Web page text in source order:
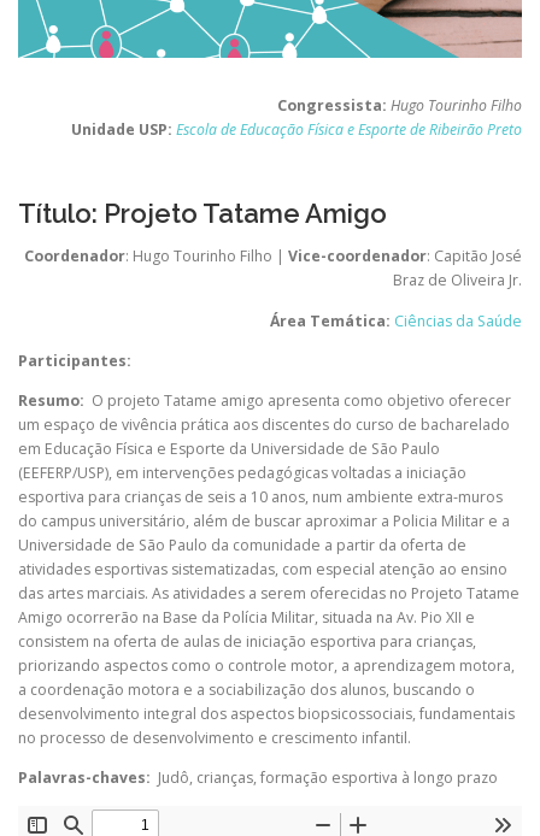
Congressista: Hugo Tourinho Filho
Unidade USP: Escola de Educação Física e Esporte de Ribeirão Preto
Título: Projeto Tatame Amigo
Coordenador: Hugo Tourinho Filho | Vice-coordenador: Capitão José
Braz de Oliveira Jr.
Área Temática: Ciências da Saúde
Participantes:
Resumo: O projeto Tatame amigo apresenta como objetivo oferecer
um espaço de vivência prática aos discentes do curso de bacharelado
em Educação Física e Esporte da Universidade de São Paulo
(EEFERP/USP), em intervenções pedagógicas voltadas a iniciação
esportiva para crianças de seis a 10 anos, num ambiente extra-muros
do campus universitário, além de buscar aproximar a Policia Militar e a
Universidade de São Paulo da comunidade a partir da oferta de
atividades esportivas sistematizadas, com especial atenção ao ensino
das artes marciais. As atividades a serem oferecidas no Projeto Tatame
Amigo ocorrerão na Base da Polícia Militar, situada na Av. Pio XII e
consistem na oferta de aulas de iniciação esportiva para crianças,
priorizando aspectos como o controle motor, a aprendizagem motora,
a coordenação motora e a sociabilização dos alunos, buscando o
desenvolvimento integral dos aspectos biopsicossociais, fundamentais
no processo de desenvolvimento e crescimento infantil.
Palavras-chaves: Judô, crianças, formação esportiva à longo prazo